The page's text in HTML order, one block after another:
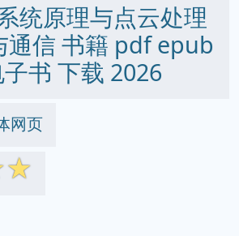
统原理与点云处理
通信 书籍 pdf epub
书 下载 2026
网页
☆